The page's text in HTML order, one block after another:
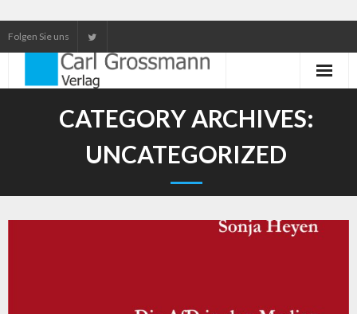
Folgen Sie uns
Unser Service
CATEGORY ARCHIVES:
UNCATEGORIZED